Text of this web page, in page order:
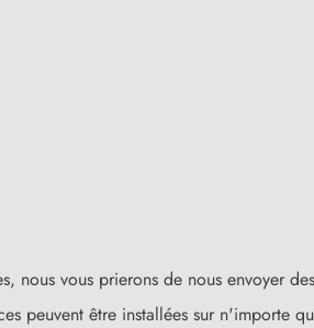
nous vous prierons de nous envoyer
peuvent être installées sur n'importe